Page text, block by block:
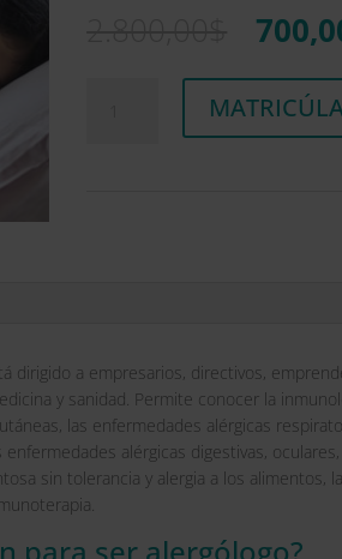
El
precio
era:
dirigido a empresarios, directivos,
y sanidad. Permite conocer la
las enfermedades alérgicas
alérgicas digestivas,
sin tolerancia y alergia a los alimentos,